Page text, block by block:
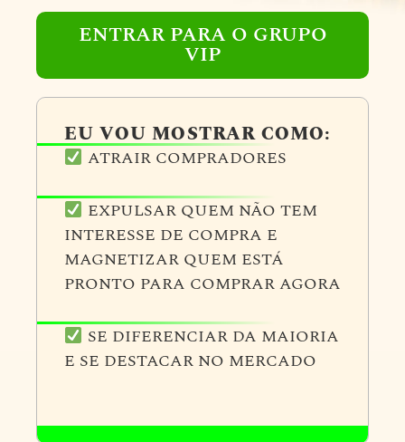
ENTRAR PARA O GRUPO
VIP
EU VOU MOSTRAR COMO:
ATRAIR COMPRADORES
EXPULSAR QUEM NÃO TEM
INTERESSE DE COMPRA E
MAGNETIZAR QUEM ESTÁ
PRONTO PARA COMPRAR AGORA
SE DIFERENCIAR DA MAIORIA
E SE DESTACAR NO MERCADO